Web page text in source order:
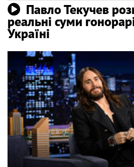
Павло Текучев
реальні суми
Україні